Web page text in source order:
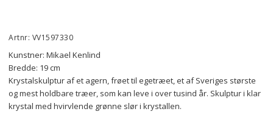
Artnr: VV1597330
Kunstner: Mikael Kenlind
Bredde: 19 cm
Krystalskulptur af et agern, frøet til egetræet, et af Sveriges største
og mest holdbare træer, som kan leve i over tusind år. Skulptur i klar
krystal med hvirvlende grønne slør i krystallen.